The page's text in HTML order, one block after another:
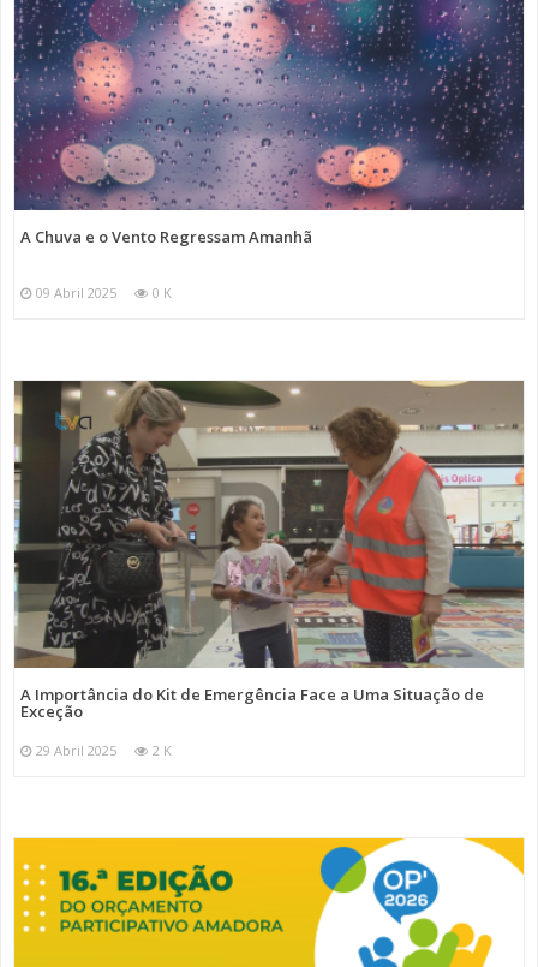
A Chuva e o Vento Regressam Amanhã
09 Abril 2025 0 K
A Importância do Kit de Emergência Face a Uma Situação de
Exceção
29 Abril 2025 2 K